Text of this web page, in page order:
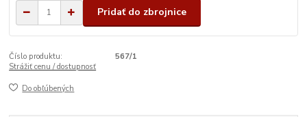
Pridať do zbrojnice
Číslo produktu:
567/1
Strážiť cenu / dostupnosť
Do obľúbených